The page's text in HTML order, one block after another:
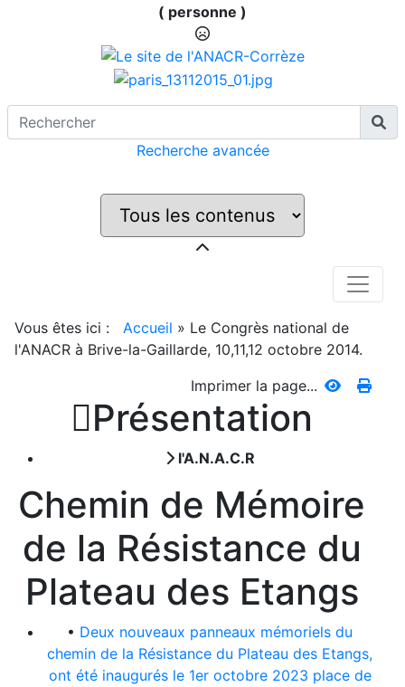
( personne )
Recherche avancée
Vous êtes ici : Accueil » Le Congrès national de
l'ANACR à Brive-la-Gaillarde, 10,11,12 octobre 2014.
Imprimer la page...
Présentation
l'A.N.A.C.R
Chemin de Mémoire
de la Résistance du
Plateau des Etangs
• Deux nouveaux panneaux mémoriels du
chemin de la Résistance du Plateau des Etangs,
ont été inaugurés le 1er octobre 2023 place de